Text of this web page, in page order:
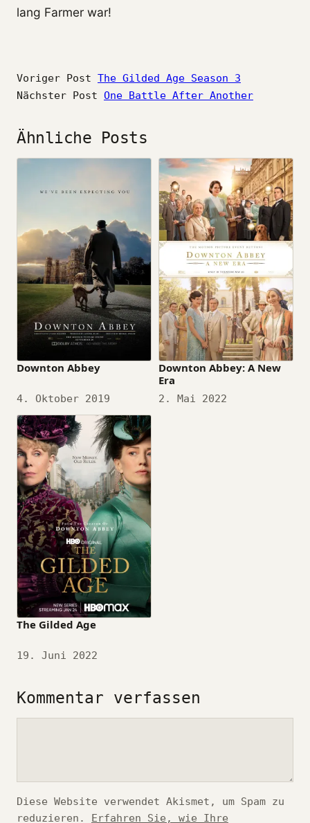
lang Farmer war!
Voriger Post The Gilded Age Season 3
Nächster Post One Battle After Another
Ähnliche Posts
Downton Abbey
Datum
4. Oktober 2019
Downton Abbey: A New
Era
Datum
2. Mai 2022
The Gilded Age
Datum
19. Juni 2022
Kommentar verfassen
Diese Website verwendet Akismet, um Spam zu
reduzieren. Erfahren Sie, wie Ihre